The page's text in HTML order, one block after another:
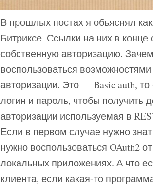
В прошлых постах я обьяснял
Битриксе. Ссылки на них в конце
собственную авторизацию.
воспользоваться
авторизации. Это — Basic auth,
логин и пароль, чтобы получить
авторизации используемая в
Если в первом случае нужно
нужно воспользоваться OAuth2
локальных приложениях. А что
клиента, если какая-то